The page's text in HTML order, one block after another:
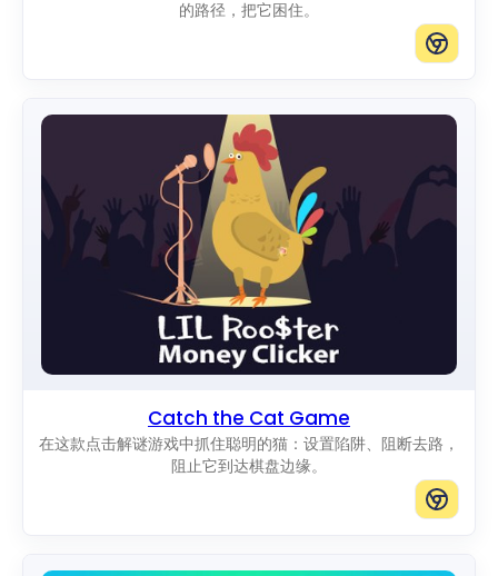
的路径，把它困住。
Catch the Cat Game
在这款点击解谜游戏中抓住聪明的猫：设置陷阱、阻断去路，
阻止它到达棋盘边缘。